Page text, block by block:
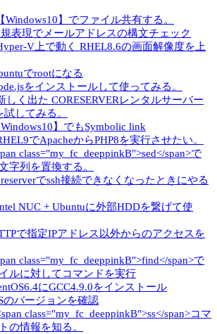
Windows10】でファイル共有する。
表現でメールアドレスの構文チェック
V上で動く RHEL8.6の画面解像度を上
でrootになる
をインストールして使ってみる。
しく出た CORESERVERレンタルサーバー
してみる。
】でもSymbolic link
でApacheからPHP8を実行させたい。
class="my_fc_deeppinkB">sed</span>で
字列を置換する。
でssh接続できなくなったときにやる
NUC + Ubuntuに外部HDDを繋げて使
で指定IPアドレス以外からのアクセスを
class="my_fc_deeppinkB">find</span>で
ルに対してコマンドを実行
にGCC4.9.0をインストール
のバージョンを確認
class="my_fc_deeppinkB">ss</span>コマ
の情報を知る。